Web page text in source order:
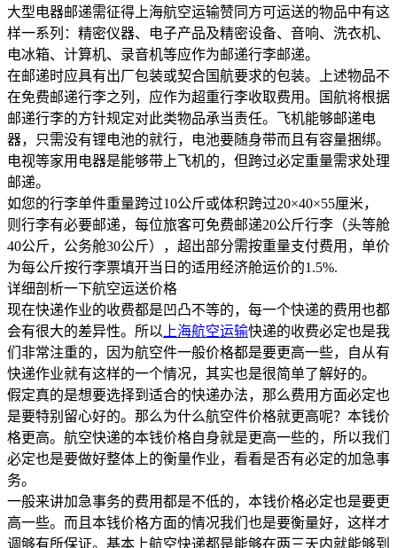
大型电器邮递需征得上海航空运输赞同方可运送的物品中有这
样一系列：精密仪器、电子产品及精密设备、音响、洗衣机、
电冰箱、计算机、录音机等应作为邮递行李邮递。
在邮递时应具有出厂包装或契合国航要求的包装。上述物品不
在免费邮递行李之列，应作为超重行李收取费用。国航将根据
邮递行李的方针规定对此类物品承当责任。飞机能够邮递电
器，只需没有锂电池的就行，电池要随身带而且有容量捆绑。
电视等家用电器是能够带上飞机的，但跨过必定重量需求处理
邮递。
如您的行李单件重量跨过10公斤或体积跨过20×40×55厘米，
则行李有必要邮递，每位旅客可免费邮递20公斤行李（头等舱
40公斤，公务舱30公斤），超出部分需按重量支付费用，单价
为每公斤按行李票填开当日的适用经济舱运价的1.5%.
详细剖析一下航空运送价格
现在快递作业的收费都是凹凸不等的，每一个快递的费用也都
会有很大的差异性。所以 上海航空运输快递的收费必定也是我
们非常注重的，因为航空件一般价格都是要更高一些，自从有
快递作业就有这样的一个情况，其实也是很简单了解好的。
假定真的是想要选择到适合的快递办法，那么费用方面必定也
是要特别留心好的。那么为什么航空件价格就更高呢？本钱价
格更高。航空快递的本钱价格自身就是更高一些的，所以我们
必定也是要做好整体上的衡量作业，看看是否有必定的加急事
务。
一般来讲加急事务的费用都是不低的，本钱价格必定也是要更
高一些。而且本钱价格方面的情况我们也是要衡量好，这样才
调够有所保证。基本上航空快递都是能够在两三天内就能够到